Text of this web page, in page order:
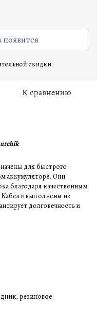
скидки
К сравнению
для быстрого
аккумуляторе. Они
благодаря качественным
Кабели выполнены из
долговечность и
резиновое